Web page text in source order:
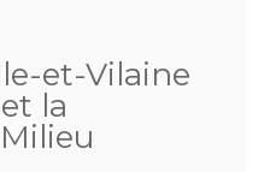
et-Vilaine
la